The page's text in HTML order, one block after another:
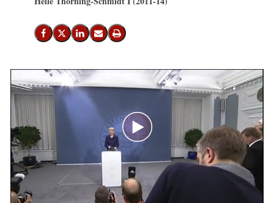
Del på Facebook
Del på X (Twitter)
Del på LinkedIn
Send email
Print